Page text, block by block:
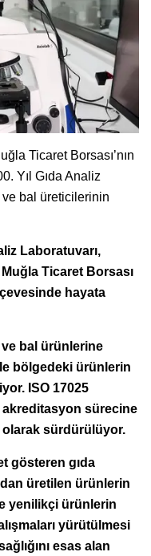
Ticaret Borsası’nın
Yıl Gıda Analiz
ve bal üreticilerinin
Laboratuvarı,
Ticaret Borsası
hayata
ve bal ürünlerine
bölgedeki ürünlerin
ISO 17025
akreditasyon sürecine
olarak sürdürülüyor.
gösteren gıda
üretilen ürünlerin
yenilikçi ürünlerin
yürütülmesi
esas alan